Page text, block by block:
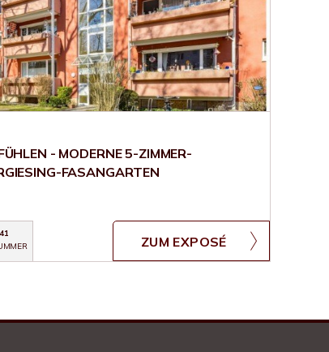
- MODERNE 5-ZIMMER-
FASANGARTEN
ZUM EXPOSÉ